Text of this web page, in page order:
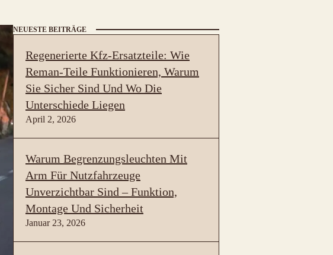
NEUESTE BEITRÄGE
Regenerierte Kfz-Ersatzteile: Wie
Reman-Teile Funktionieren, Warum
Sie Sicher Sind Und Wo Die
Unterschiede Liegen
April 2, 2026
Warum Begrenzungsleuchten Mit
Arm Für Nutzfahrzeuge
Unverzichtbar Sind – Funktion,
Montage Und Sicherheit
Januar 23, 2026